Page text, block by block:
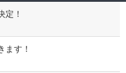
定！
ます！